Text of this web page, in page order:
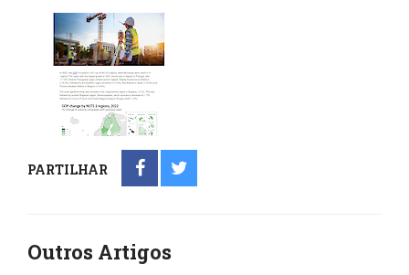
PARTILHAR
Outros Artigos